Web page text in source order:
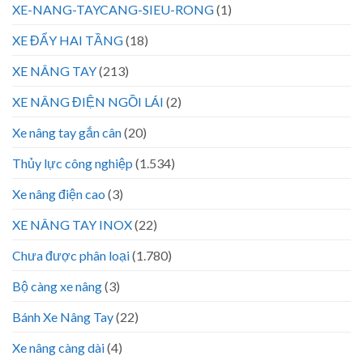
XE-NANG-TAYCANG-SIEU-RONG(1)
XE ĐẨY HAI TẦNG(18)
XE NÂNG TAY(213)
XE NÂNG ĐIỆN NGỒI LÁI (2)
Xe nâng tay gắn cân(20)
Thủy lực công nghiệp (1.534)
Xe nâng điện cao (3)
XE NÂNG TAY INOX(22)
Chưa được phân loại(1.780)
Bộ càng xe nâng(3)
Bánh Xe Nâng Tay(22)
Xe nâng càng dài(4)